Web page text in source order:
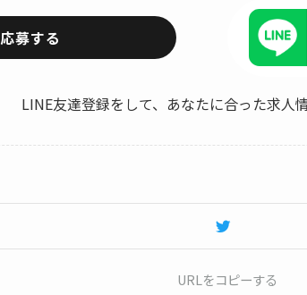
応募する
LINE友達登録をして、あなたに合った求人
URLをコピーする